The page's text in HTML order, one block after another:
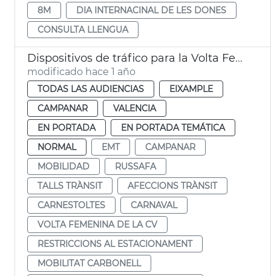
8M
DIA INTERNACINAL DE LES DONES
CONSULTA LLENGUA
Dispositivos de tráfico para la Volta Femenina de la CV y el carnaval de Russafa
modificado hace 1 año
TODAS LAS AUDIENCIAS
EIXAMPLE
CAMPANAR
VALENCIA
EN PORTADA
EN PORTADA TEMÁTICA
NORMAL
EMT
CAMPANAR
MOBILIDAD
RUSSAFA
TALLS TRÀNSIT
AFECCIONS TRÀNSIT
CARNESTOLTES
CARNAVAL
VOLTA FEMENINA DE LA CV
RESTRICCIONS AL ESTACIONAMENT
MOBILITAT CARBONELL